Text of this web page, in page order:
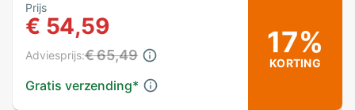
Prijs
€ 54,59
Gratis verzending*
Adviesprijs:€ 65,49 17%
KORTING